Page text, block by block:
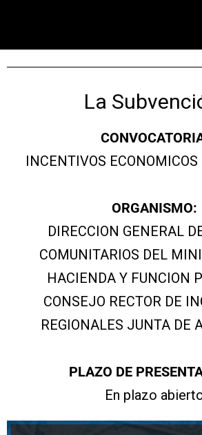
La
INCENTIVOS ECONOMICOS
ORGANISMO:
DIRECCION GENERAL
COMUNITARIOS DEL
HACIENDA Y FUNCION
CONSEJO RECTOR DE
REGIONALES JUNTA DE
PLAZO DE
En plazo